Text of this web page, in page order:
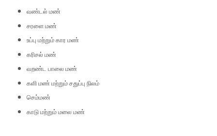
வண்டல் மண்
சரளை மண்
உப்பு மற்றும் கார மண்
கரிசல் மண்
வறண்ட பாலை மண்
களி மண் மற்றும் சதுப்பு நிலம்
செம்மண்
காடு மற்றும் மலை மண்